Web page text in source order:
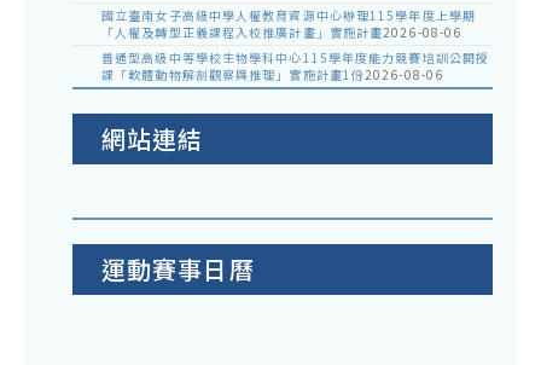
國立臺南女子高級中學人權教育資源中心辦理115學年度上學期
「人權及轉型正義課程入校推廣計畫」實施計畫2026-08-06
普通型高級中等學校生物學科中心115學年度能力競賽培訓公開授
課「軟體動物解剖觀察與推理」實施計畫1份2026-08-06
網站連結
運動賽事日曆